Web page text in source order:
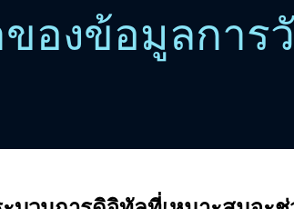
องข้อมูลการ